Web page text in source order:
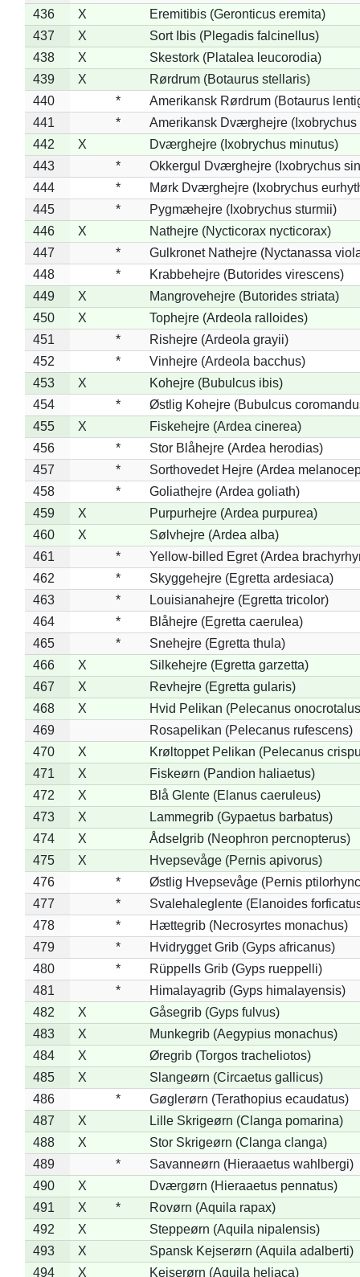
436
X
Eremitibis (Geronticus eremita)
437
X
Sort Ibis (Plegadis falcinellus)
438
X
Skestork (Platalea leucorodia)
439
X
Rørdrum (Botaurus stellaris)
440
*
Amerikansk Rørdrum (Botaurus
441
*
Amerikansk Dværghejre (Ixobrychus
442
X
Dværghejre (Ixobrychus minutus)
443
*
Okkergul Dværghejre (Ixobrychus
444
*
Mørk Dværghejre (Ixobrychus
445
*
Pygmæhejre (Ixobrychus sturmii)
446
X
Nathejre (Nycticorax nycticorax)
447
*
Gulkronet Nathejre (Nyctanassa
448
*
Krabbehejre (Butorides virescens)
449
X
Mangrovehejre (Butorides striata)
450
X
Tophejre (Ardeola ralloides)
451
*
Rishejre (Ardeola grayii)
452
*
Vinhejre (Ardeola bacchus)
453
X
Kohejre (Bubulcus ibis)
454
*
Østlig Kohejre (Bubulcus
455
X
Fiskehejre (Ardea cinerea)
456
*
Stor Blåhejre (Ardea herodias)
457
*
Sorthovedet Hejre (Ardea
458
*
Goliathejre (Ardea goliath)
459
X
Purpurhejre (Ardea purpurea)
460
X
Sølvhejre (Ardea alba)
461
*
Yellow-billed Egret (Ardea
462
*
Skyggehejre (Egretta ardesiaca)
463
*
Louisianahejre (Egretta tricolor)
464
*
Blåhejre (Egretta caerulea)
465
*
Snehejre (Egretta thula)
466
X
Silkehejre (Egretta garzetta)
467
X
Revhejre (Egretta gularis)
468
X
Hvid Pelikan (Pelecanus
469
Rosapelikan (Pelecanus rufescens)
470
X
Krøltoppet Pelikan (Pelecanus
471
X
Fiskeørn (Pandion haliaetus)
472
X
Blå Glente (Elanus caeruleus)
473
X
Lammegrib (Gypaetus barbatus)
474
X
Ådselgrib (Neophron percnopterus)
475
X
Hvepsevåge (Pernis apivorus)
476
*
Østlig Hvepsevåge (Pernis
477
*
Svalehaleglente (Elanoides
478
*
Hættegrib (Necrosyrtes monachus)
479
*
Hvidrygget Grib (Gyps africanus)
480
*
Rüppells Grib (Gyps rueppelli)
481
*
Himalayagrib (Gyps himalayensis)
482
X
Gåsegrib (Gyps fulvus)
483
X
Munkegrib (Aegypius monachus)
484
X
Øregrib (Torgos tracheliotos)
485
X
Slangeørn (Circaetus gallicus)
486
*
Gøglerørn (Terathopius ecaudatus)
487
X
Lille Skrigeørn (Clanga pomarina)
488
X
Stor Skrigeørn (Clanga clanga)
489
*
Savanneørn (Hieraaetus wahlbergi)
490
X
Dværgørn (Hieraaetus pennatus)
491
X *
Rovørn (Aquila rapax)
492
X
Steppeørn (Aquila nipalensis)
493
X
Spansk Kejserørn (Aquila adalberti)
494
X Kejserørn (Aquila heliaca)